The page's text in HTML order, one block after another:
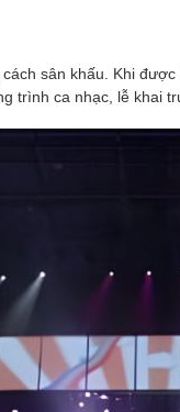
sân khấu. Khi
ca nhạc, lễ khai